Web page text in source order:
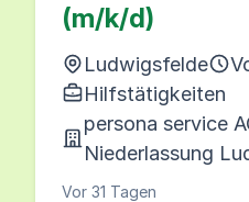
(m/k/d)
Ludwigsfelde
Hilfstätigkeiten
persona service
Niederlassung
Vor 31 Tagen